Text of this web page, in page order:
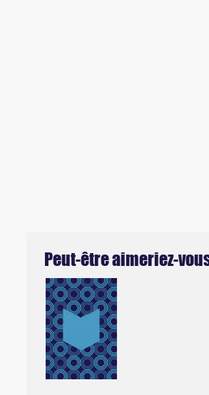
Peut-être aimeriez-